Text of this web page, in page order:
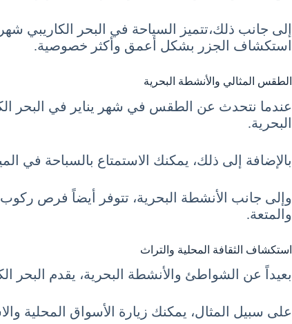
استكشاف الجزر بشكل أعمق وأكثر خصوصية.
الطقس المثالي والأنشطة البحرية
البحرية.
بالإضافة إلى ذلك، يمكنك الاستمتاع بالسباحة في
وإلى جانب الأنشطة البحرية، تتوفر أيضاً فرص ركوب
والمتعة.
استكشاف الثقافة المحلية والتراث
بعيداً عن الشواطئ والأنشطة البحرية، يقدم البحر
على سبيل المثال، يمكنك زيارة الأسواق المحلية